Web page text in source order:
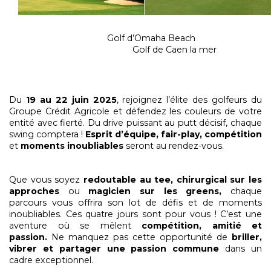
Golf d’Omaha Beach
Golf de Caen la mer
Du 19 au 22 juin 2025, rejoignez l’élite des golfeurs du
Groupe Crédit Agricole et défendez les couleurs de votre
entité avec fierté. Du drive puissant au putt décisif, chaque
swing comptera ! Esprit d’équipe, fair-play, compétition
et moments inoubliables seront au rendez-vous.
Que vous soyez redoutable au tee, chirurgical sur les
approches ou magicien sur les greens, chaque
parcours vous offrira son lot de défis et de moments
inoubliables. Ces quatre jours sont pour vous ! C’est une
aventure où se mêlent compétition, amitié et
passion. Ne manquez pas cette opportunité de briller,
vibrer et partager une passion commune dans un
cadre exceptionnel.